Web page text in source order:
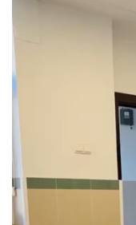
vídeo